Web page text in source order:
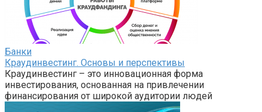
Банки
Краудинвестинг. Основы и перспективы
Краудинвестинг – это инновационная форма
инвестирования, основанная на привлечении
финансирования от широкой аудитории людей